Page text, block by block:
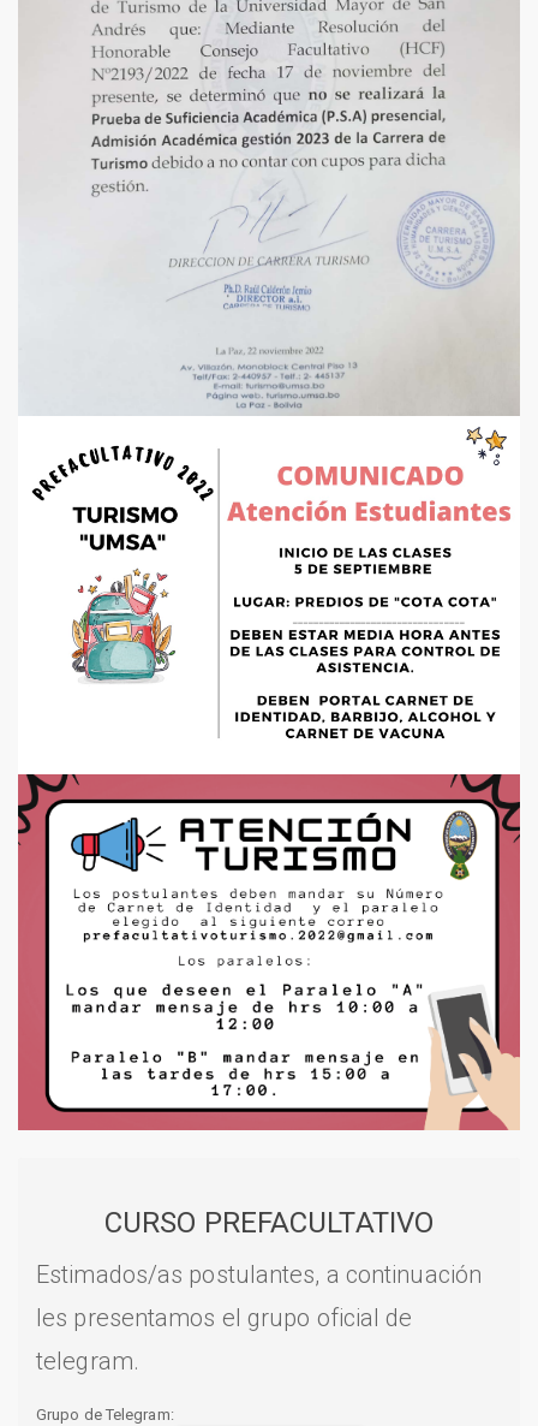
CURSO PREFACULTATIVO
Estimados/as postulantes, a continuación
les presentamos el grupo oficial de
telegram.
Grupo de Telegram: